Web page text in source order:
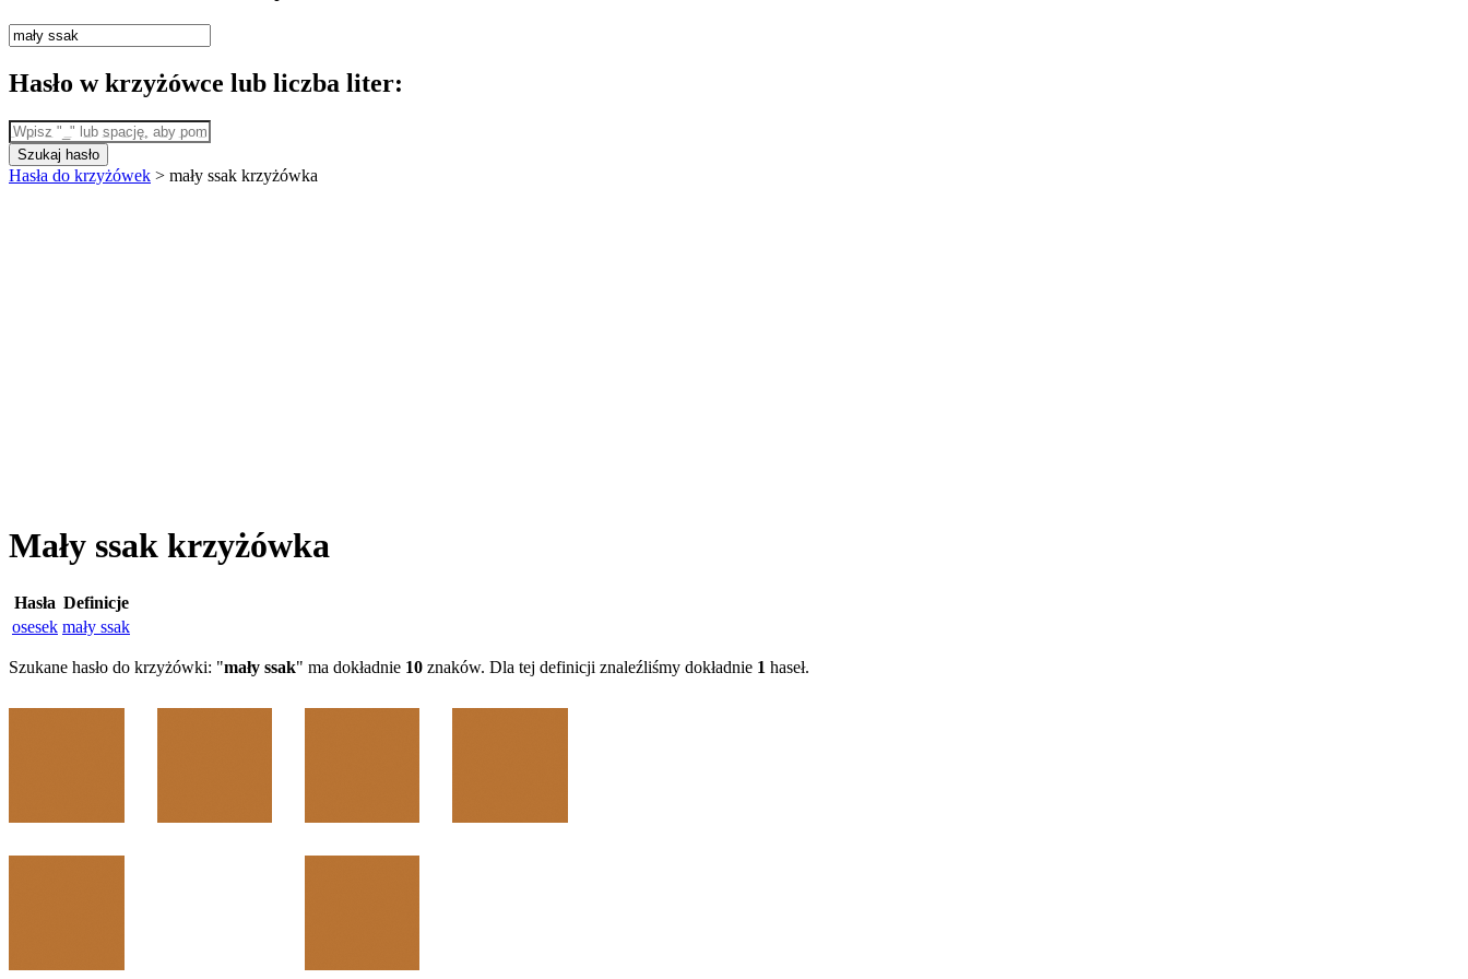
Hasło w krzyżówce lub liczba liter:
Szukaj hasło
Hasła do krzyżówek > mały ssak krzyżówka
Mały ssak krzyżówka
Hasła Definicje
osesek mały ssak
Szukane hasło do krzyżówki: "mały ssak" ma dokładnie 10 znaków. Dla tej definicji znaleźliśmy dokładnie 1 haseł.